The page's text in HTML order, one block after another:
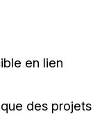
en lien
des projets